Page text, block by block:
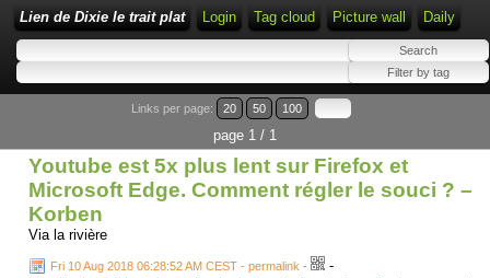
Lien de Dixie le trait plat Login Tag cloud Picture wall Daily
Links per page: 20 50 100
page 1 / 1
Youtube est 5x plus lent sur Firefox et
Microsoft Edge. Comment régler le souci ? –
Korben
Via la rivière
Fri 10 Aug 2018 06:28:52 AM CEST - permalink - -